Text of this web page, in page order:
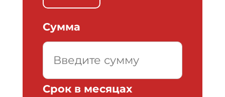
Сумма
Срок в месяцах